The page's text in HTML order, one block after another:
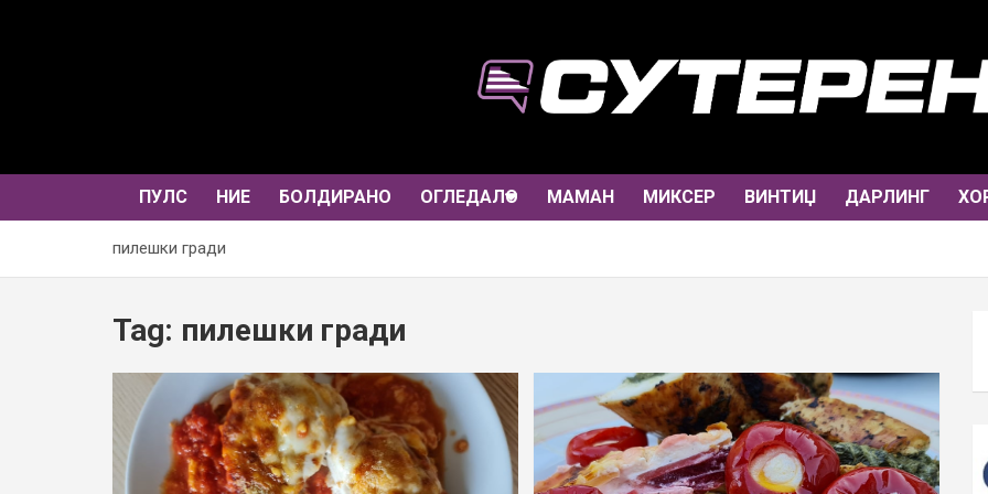
ПУЛС НИЕ БОЛДИРАНО ОГЛЕДАЛО МАМАН МИКСЕР ВИНТИЏ ДАРЛИНГ
пилешки гради
Tag: пилешки гради